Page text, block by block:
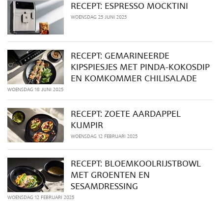
RECEPT: ESPRESSO MOCKTINI
WOENSDAG 25 JUNI 2025
RECEPT: GEMARINEERDE
KIPSPIESJES MET PINDA-KOKOSDIP
EN KOMKOMMER CHILISALADE
WOENSDAG 18 JUNI 2025
RECEPT: ZOETE AARDAPPEL
KUMPIR
WOENSDAG 12 FEBRUARI 2025
RECEPT: BLOEMKOOLRIJSTBOWL
MET GROENTEN EN
SESAMDRESSING
WOENSDAG 12 FEBRUARI 2025